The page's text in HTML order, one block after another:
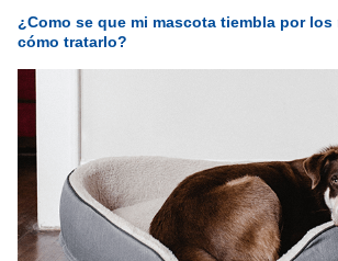
¿Como se que mi mascota tiembla por
cómo tratarlo?